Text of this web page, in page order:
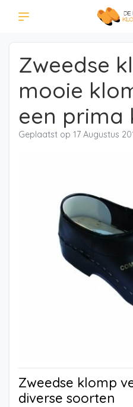
Zweedse
mooie
een prima
Geplaatst op 17 Augustus
Zweedse klomp
diverse soorten